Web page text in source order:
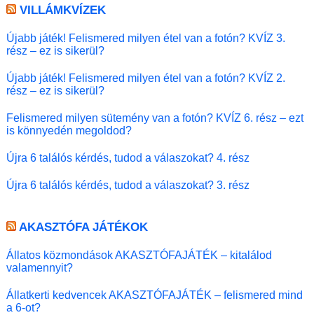
VILLÁMKVÍZEK
Újabb játék! Felismered milyen étel van a fotón? KVÍZ 3.
rész – ez is sikerül?
Újabb játék! Felismered milyen étel van a fotón? KVÍZ 2.
rész – ez is sikerül?
Felismered milyen sütemény van a fotón? KVÍZ 6. rész – ezt
is könnyedén megoldod?
Újra 6 találós kérdés, tudod a válaszokat? 4. rész
Újra 6 találós kérdés, tudod a válaszokat? 3. rész
AKASZTÓFA JÁTÉKOK
Állatos közmondások AKASZTÓFAJÁTÉK – kitalálod
valamennyit?
Állatkerti kedvencek AKASZTÓFAJÁTÉK – felismered mind
a 6-ot?